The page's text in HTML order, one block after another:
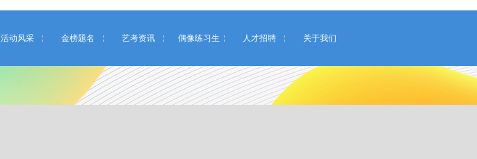
活动风采 金榜题名 艺考资讯 偶像练习生 人才招聘 关于我们